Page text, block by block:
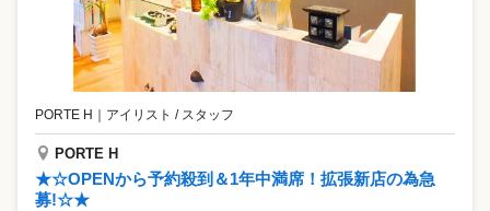
PORTE H ｜ アイリスト / スタッフ
PORTE H
★☆OPENから予約殺到＆1年中満席！拡張新店の為急
募!☆★